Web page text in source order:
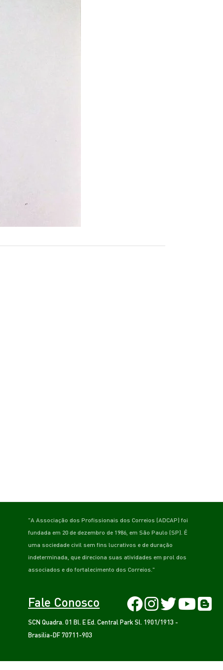
"A Associação dos Profissionais dos Correios (ADCAP) foi
fundada em 20 de dezembro de 1986, em São Paulo (SP). É
uma sociedade civil sem fins lucrativos e de duração
indeterminada, que direciona suas atividades em prol dos
associados e do fortalecimento dos Correios."
Fale Conosco
SCN Quadra. 01 Bl. E Ed. Central Park Sl. 1901/1913 -
Brasilia-DF 70711-903